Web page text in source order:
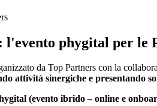
l'evento phygital per le
da Top Partners con la
attività sinergiche e presentando
(evento ibrido – online e